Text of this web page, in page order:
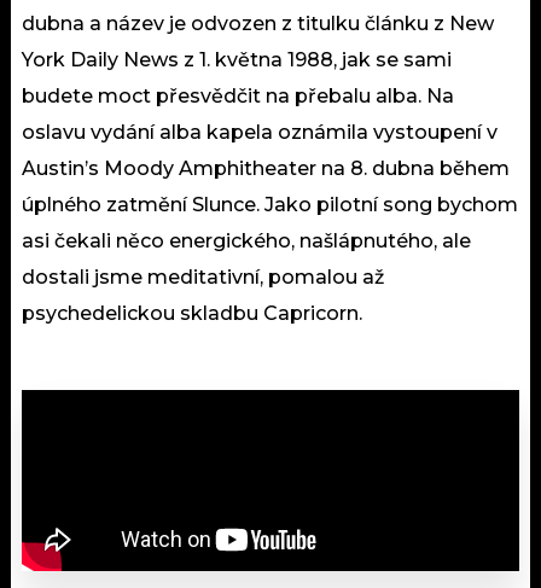
dubna a název je odvozen z titulku článku z New
York Daily News z 1. května 1988, jak se sami
budete moct přesvědčit na přebalu alba. Na
oslavu vydání alba kapela oznámila vystoupení v
Austin’s Moody Amphitheater na 8. dubna během
úplného zatmění Slunce. Jako pilotní song bychom
asi čekali něco energického, našlápnutého, ale
dostali jsme meditativní, pomalou až
psychedelickou skladbu Capricorn.